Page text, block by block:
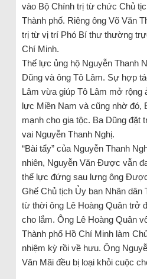
vào Bộ Chính trị từ chức Chủ
Thành phố. Riêng ông Võ Văn
trị từ vị trí Phó Bí thư thường
Chí Minh.
Thế lực ủng hộ Nguyễn Thanh
Dũng và ông Tô Lâm. Sự hợp
Lâm vừa giúp Tô Lâm mở rộng
lực Miền Nam và cũng nhờ đó,
mạnh cho gia tộc. Ba Dũng đặt
vai Nguyễn Thanh Nghị.
“Bài tẩy” của Nguyễn Thanh
nhiên, Nguyễn Văn Được vẫn
thế lực đứng sau lưng ông
Ghế Chủ tịch Ủy ban Nhân dân
từ thời ông Lê Hoàng Quân trở
cho lắm. Ông Lê Hoàng Quân
Thành phố Hồ Chí Minh làm
nhiệm kỳ rồi về hưu. Ông
Văn Mãi đều bị loại khỏi cuộc